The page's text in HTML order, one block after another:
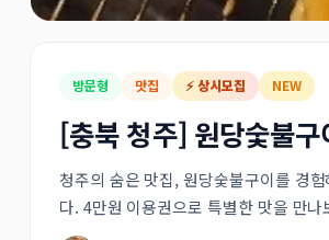
방문형 맛집 ⚡ 상시모집 NEW
[충북 청주] 원당숯불구
청주의 숨은 맛집, 원당숯불구이를 경
다. 4만원 이용권으로 특별한 맛을 만나